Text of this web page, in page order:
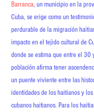
Barranca, un municipio en la
Cuba, se erige como un
perdurable de la migración
impacto en el tejido cultural de
donde se estima que entre el 30
población afirma tener
un puente viviente entre las
identidades de los haitianos y
cubanos haitianos. Para los